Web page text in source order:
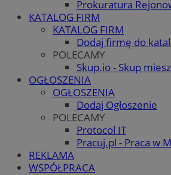
Prokuratura
KATALOG FIRM
KATALOG FIRM
Dodaj firmę do
POLECAMY
Skup.io - Skup
OGŁOSZENIA
OGŁOSZENIA
Dodaj Ogłoszenie
POLECAMY
Protocol IT
Pracuj.pl - Praca w
REKLAMA
WSPÓŁPRACA